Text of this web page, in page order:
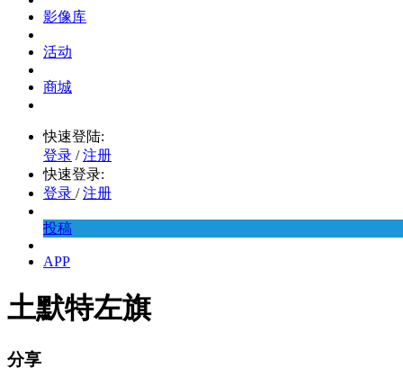
影像库
活动
商城
快速登陆:
登录 / 注册
快速登录:
登录 / 注册
投稿
APP
土默特左旗
分享